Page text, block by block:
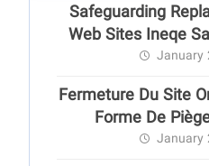
Safeguarding
Web Sites Ineqe
January
Fermeture Du Site
Forme De
January